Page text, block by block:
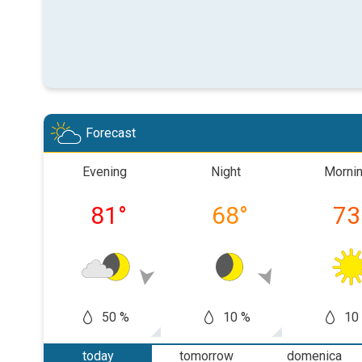
Forecast
Evening
81 °
50 %
Night
68°
10 %
73
10
today
tomorrow
domenica